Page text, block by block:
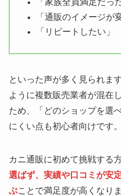
「家族全員満足だっ
「通販のイメージが
「リピートしたい」
といった声が多く見られま
ように複数販売業者が混在
ため、「どのショップを選
にくい点も初心者向けです。
カニ通販に初めて挑戦する方
選ばず、実績や口コミが安
ぶことで満足度が高くなりま